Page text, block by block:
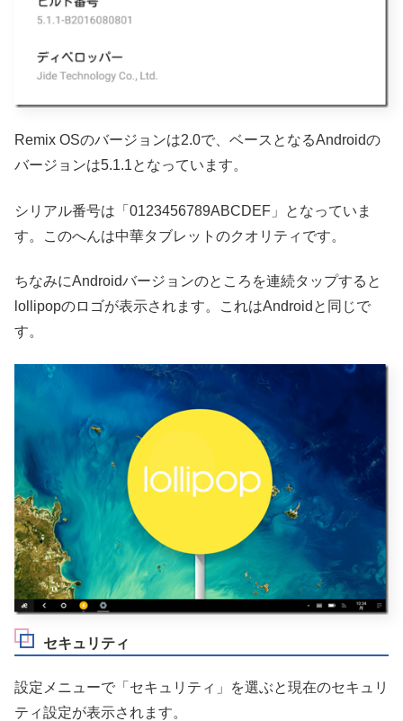
Remix OSのバージョンは2.0で、ベースとなるAndroidの
バージョンは5.1.1となっています。
シリアル番号は「0123456789ABCDEF」となっていま
す。このへんは中華タブレットのクオリティです。
ちなみにAndroidバージョンのところを連続タップすると
lollipopのロゴが表示されます。これはAndroidと同じで
す。
セキュリティ
設定メニューで「セキュリティ」を選ぶと現在のセキュリ
ティ設定が表示されます。